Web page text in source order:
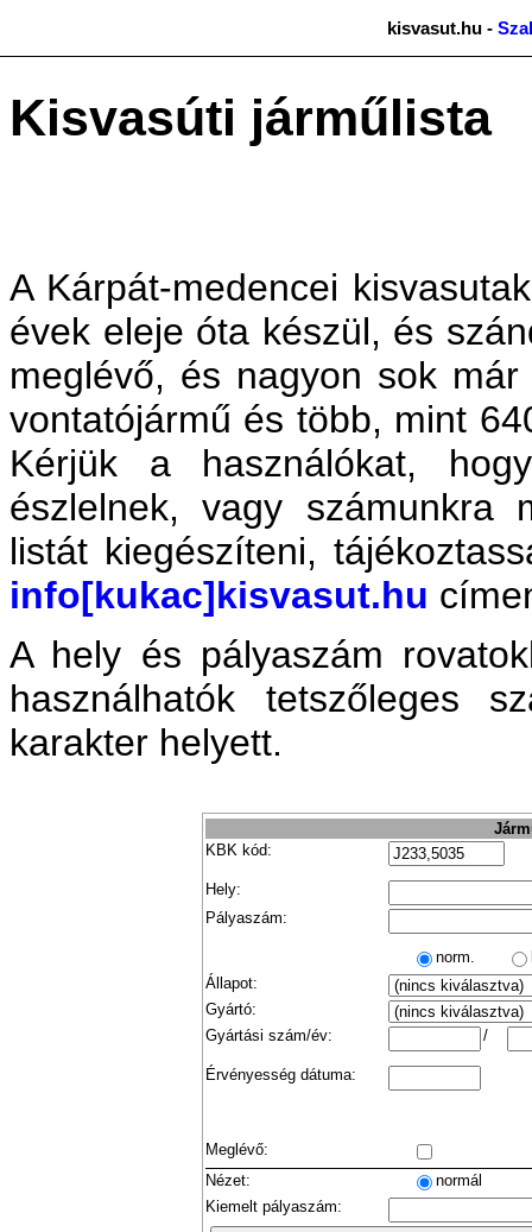
kisvasut.hu -
Kisvasúti járműlista
A Kárpát-medencei
évek eleje óta készül, és
meglévő, és nagyon sok
vontatójármű és több, mint
Kérjük a használókat,
észlelnek, vagy számunkra
listát kiegészíteni,
info[kukac]kisvasut.hu
A hely és pályaszám
használhatók tetszőleges
karakter helyett.
KBK kód:
Hely:
Pályaszám:
norm.
Állapot:
Gyártó:
Gyártási szám/év:
/
Érvényesség dátuma:
Meglévő:
Nézet:
normál
Kiemelt pályaszám: